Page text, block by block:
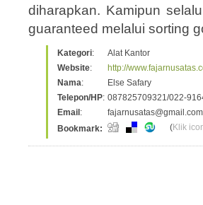
diharapkan. Kamipun
guaranteed melalui sorting
Kategori:
Alat Kantor
Website:
http://
Nama:
Else Safary
Telepon/HP: 087825709321/022-
Email :
fajarnusatas@gmail.com
Bookmark:
(Klik